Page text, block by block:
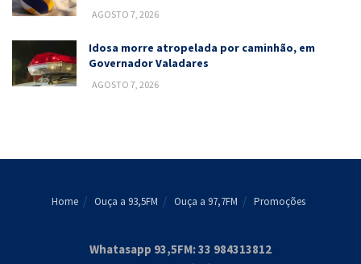
AGOSTO 7, 2026
Idosa morre atropelada por caminhão, em
Governador Valadares
AGOSTO 7, 2026
Home Ouça a 93,5FM Ouça a 97,7FM Promoções
Whatasapp 93,5FM: 33 984313812